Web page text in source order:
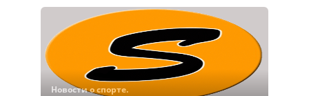
Новости о спорте.